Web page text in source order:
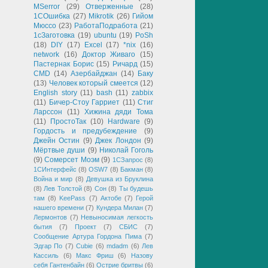
MSerror (29) Отверженные
(28)
1СОшибка (27) Mikrotik (26) Гийом
Мюссо (23) РаботаПодработа (21)
1сЗаготовка (19) ubuntu (19) PoSh
(18)
DIY (17) Excel (17) *nix (16)
network (16) Доктор Живаго (15)
Пастернак Борис (15) Ричард (15)
CMD (14) Азербайджан (14) Баку
(13) Человек который смеется (12)
English story (11) bash (11) zabbix
(11) Бичер-Стоу Гарриет (11) Стиг
Ларссон
(11) Хижина дяди Тома
(11)
ПростоТак (10) Hardware (9)
Гордость и предубеждение
(9)
Джейн Остин (9) Джек Лондон (9)
Мёртвые души (9) Николай Гоголь
(9) Сомерсет Моэм (9) 1СЗапрос (8)
1СИнтерфейс (8) OSW7 (8) Бакман (8)
Война и мир (8) Девушка из Бруклина
(8) Лев Толстой (8) Сон (8) Ты будешь
там (8) KeePass (7) Актобе (7)
Герой
нашего времени (7) Кундера Милан (7)
Лермонтов (7) Невыносимая легкость
бытия
(7) Проект (7) СБИС
(7)
Сообщение Артура Гордона Пима (7)
Эдгар По (7) Cubie (6) mdadm (6) Лев
Кассиль
(6) Макс Фриш (6)
Назову
себя Гантенбайн (6) Острие бритвы (6)